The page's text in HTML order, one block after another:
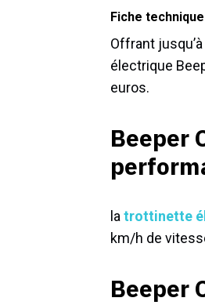
Fiche technique
Offrant
électrique
euros.
Beeper
latrottinette
km/h de
Beeper